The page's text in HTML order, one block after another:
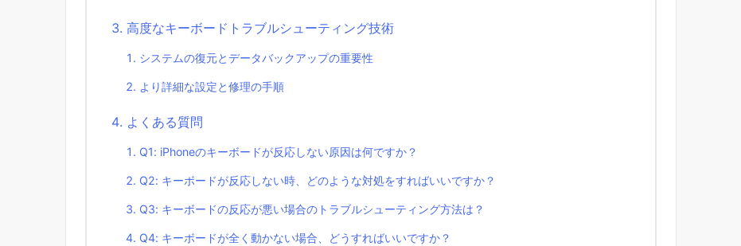
高度なキーボードトラブルシューティング技術
システムの復元とデータバックアップの重要性
より詳細な設定と修理の手順
よくある質問
Q1: iPhoneのキーボードが反応しない原因は何ですか？
Q2: キーボードが反応しない時、どのような対処をすればいいですか？
Q3: キーボードの反応が悪い場合のトラブルシューティング方法は？
Q4: キーボードが全く動かない場合、どうすればいいですか？